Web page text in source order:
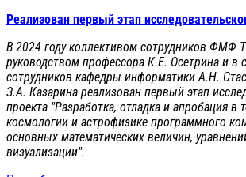
Реализован первый этап
В 2024 году коллективом сотрудников ФМФ
руководством профессора К.Е. Осетрина и в
сотрудников кафедры информатики А.Н.
З.А. Казарина реализован первый этап
проекта "Разработка, отладка и апробация в
космологии и астрофизике программного
основных математических величин,
визуализации".